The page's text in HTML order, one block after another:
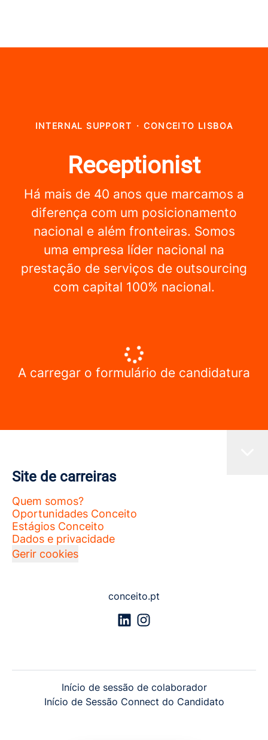
INTERNAL SUPPORT · CONCEITO LISBOA
Receptionist
Há mais de 40 anos que marcamos a
diferença com um posicionamento
nacional e além fronteiras. Somos
uma empresa líder nacional na
prestação de serviços de outsourcing
com capital 100% nacional.
A carregar o formulário de candidatura
Site de carreiras
Quem somos?
Oportunidades Conceito
Estágios Conceito
Dados e privacidade
Gerir cookies
conceito.pt
Início de sessão de colaborador
Início de Sessão Connect do Candidato